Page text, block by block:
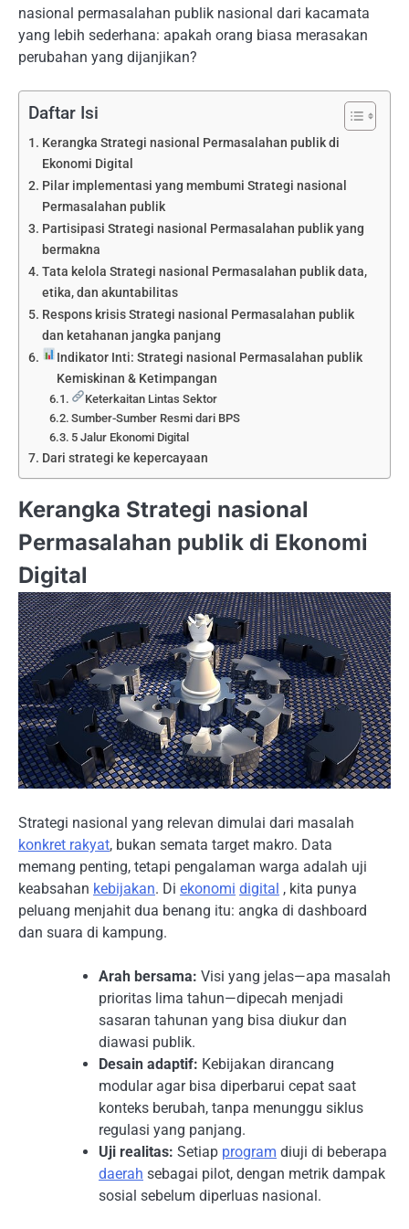
nasional permasalahan publik nasional dari kacamata
yang lebih sederhana: apakah orang biasa merasakan
perubahan yang dijanjikan?
Daftar Isi
Kerangka Strategi nasional Permasalahan publik di
Ekonomi Digital
Pilar implementasi yang membumi Strategi nasional
Permasalahan publik
Partisipasi Strategi nasional Permasalahan publik yang
bermakna
Tata kelola Strategi nasional Permasalahan publik data,
etika, dan akuntabilitas
Respons krisis Strategi nasional Permasalahan publik
dan ketahanan jangka panjang
Indikator Inti: Strategi nasional Permasalahan publik
Kemiskinan & Ketimpangan
Keterkaitan Lintas Sektor
Sumber-Sumber Resmi dari BPS
5 Jalur Ekonomi Digital
Dari strategi ke kepercayaan
Kerangka Strategi nasional
Permasalahan publik di Ekonomi
Digital
Strategi nasional yang relevan dimulai dari masalah
konkret rakyat, bukan semata target makro. Data
memang penting, tetapi pengalaman warga adalah uji
keabsahan kebijakan. Di ekonomi digital , kita punya
peluang menjahit dua benang itu: angka di dashboard
dan suara di kampung.
Arah bersama: Visi yang jelas—apa masalah
prioritas lima tahun—dipecah menjadi
sasaran tahunan yang bisa diukur dan
diawasi publik.
Desain adaptif: Kebijakan dirancang
modular agar bisa diperbarui cepat saat
konteks berubah, tanpa menunggu siklus
regulasi yang panjang.
Uji realitas: Setiap program diuji di beberapa
daerah sebagai pilot, dengan metrik dampak
sosial sebelum diperluas nasional.